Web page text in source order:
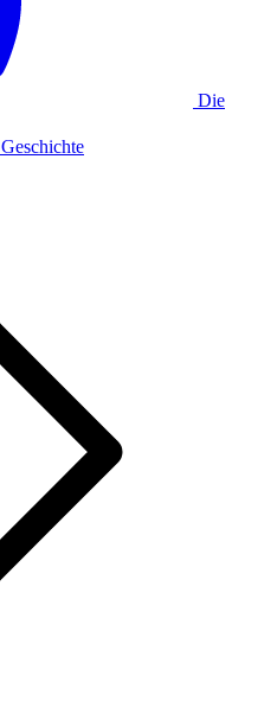
Die
Geschichte